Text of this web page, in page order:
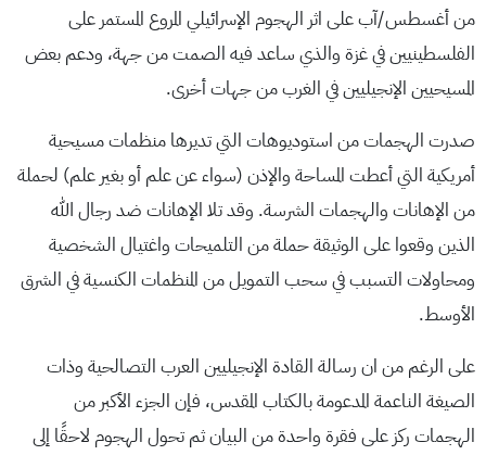
من أغسطس/آب على اثر الهجوم الإسرائيلي المروع المستمر على
الفلسطينيين في غزة والذي ساعد فيه الصمت من جهة، ودعم بعض
المسيحيين الإنجيليين في الغرب من جهات أخرى.
صدرت الهجمات من استوديوهات التي تديرها منظمات مسيحية
أمريكية التي أعطت المساحة والإذن (سواء عن علم أو بغير علم) لحملة
من الإهانات والهجمات الشرسة. وقد تلا الإهانات ضد رجال الله
الذين وقعوا على الوثيقة حملة من التلميحات واغتيال الشخصية
ومحاولات التسبب في سحب التمويل من المنظمات الكنسية في الشرق
الأوسط.
على الرغم من ان رسالة القادة الإنجيليين العرب التصالحية وذات
الصيغة الناعمة المدعومة بالكتاب المقدس، فإن الجزء الأكبر من
الهجمات ركز على فقرة واحدة من البيان ثم تحول الهجوم لاحقًا إلى